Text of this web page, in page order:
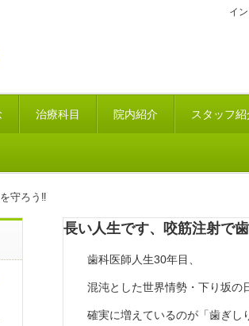
イ
治療科目 院内紹介 スタッフ紹
守ろう‼
長い人生です、咬筋注射で
歯科医師人生30年目、
混沌とした世界情勢・下り坂の
確実に増えているのが「歯ぎし